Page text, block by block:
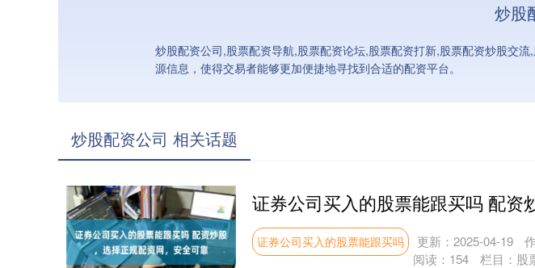
炒股
炒股配资公司,股票配资导航,股票配资论坛,股票配资打新,股票配资炒股交
源信息，使得交易者能够更加便捷地寻找到合适的配资平台。
炒股配资公司 相关话题
证券公司买入的股票能跟买吗 更新：2025-04-19
阅读： 154 栏目： 股